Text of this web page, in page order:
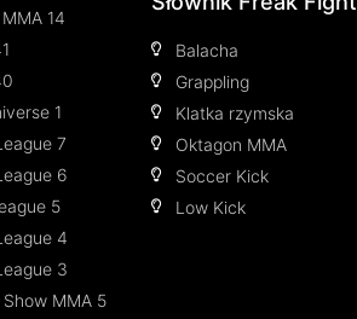
14
1
7
6
5
4
3
Show MMA 5
Balacha
Grappling
Klatka rzymska
Oktagon MMA
Soccer Kick
Low Kick